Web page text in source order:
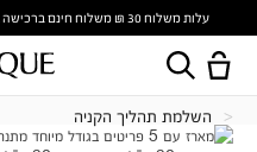
עלות משלוח 30 ₪ משלוח חינם ברכישה ב-249 ₪ ומעלה | עד 14 ימי עסקים
השלמת תהליך הקניה